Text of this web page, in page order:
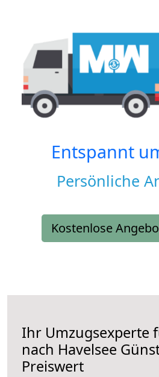
Entspannt
Persönliche
Kostenlose
Ihr Umzugsexperte
nach Havelsee
Preiswert